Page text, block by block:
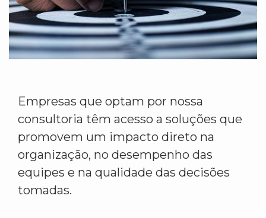
Empresas que optam por nossa
consultoria têm acesso a soluções que
promovem um impacto direto na
organização, no desempenho das
equipes e na qualidade das decisões
tomadas.